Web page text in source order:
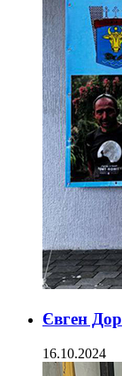
Євген
16.10.2024